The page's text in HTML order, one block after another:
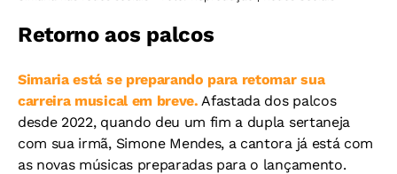
Retorno aos palcos
Simaria está se preparando para retomar sua
carreira musical em breve. Afastada dos palcos
desde 2022, quando deu um fim a dupla sertaneja
com sua irmã, Simone Mendes, a cantora já está com
as novas músicas preparadas para o lançamento.